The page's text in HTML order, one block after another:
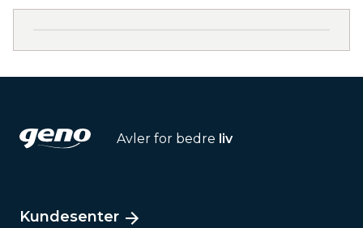
Avler for bedre liv
Kundesenter